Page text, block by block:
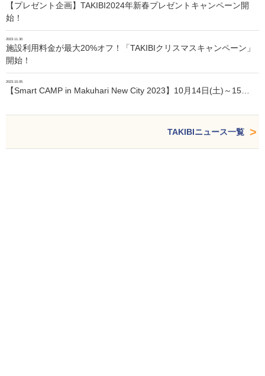
【プレゼント企画】TAKIBI2024年新春プレゼントキャンペーン開
始！
2023.11.30
施設利用料金が最大20%オフ！「TAKIBIクリスマスキャンペーン」
開始！
2023.10.05
【Smart CAMP in Makuhari New City 2023】10月14日(土)～15…
TAKIBIニュース一覧